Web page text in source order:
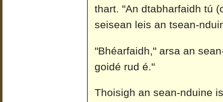
thart. "An dtabharfaidh tú
seisean leis an tsean-
"Bhéarfaidh," arsa an
goidé rud é."
Thoisigh an sean-nduine